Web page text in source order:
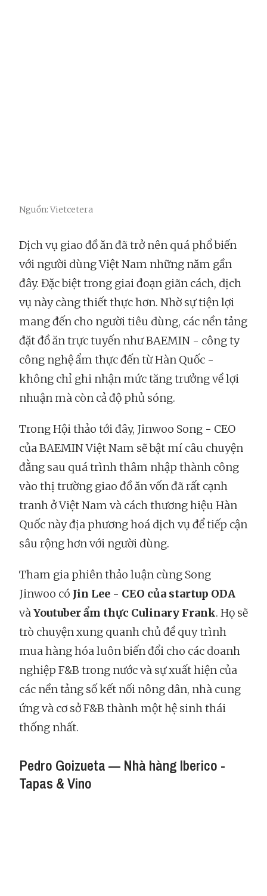
Nguồn: Vietcetera
Dịch vụ giao đồ ăn đã trở nên quá phổ biến
với người dùng Việt Nam những năm gần
đây. Đặc biệt trong giai đoạn giãn cách, dịch
vụ này càng thiết thực hơn. Nhờ sự tiện lợi
mang đến cho người tiêu dùng, các nền tảng
đặt đồ ăn trực tuyến như BAEMIN - công ty
công nghệ ẩm thực đến từ Hàn Quốc -
không chỉ ghi nhận mức tăng trưởng về lợi
nhuận mà còn cả độ phủ sóng.
Trong Hội thảo tới đây, Jinwoo Song - CEO
của BAEMIN Việt Nam sẽ bật mí câu chuyện
đằng sau quá trình thâm nhập thành công
vào thị trường giao đồ ăn vốn đã rất cạnh
tranh ở Việt Nam và cách thương hiệu Hàn
Quốc này địa phương hoá dịch vụ để tiếp cận
sâu rộng hơn với người dùng.
Tham gia phiên thảo luận cùng Song
Jinwoo có Jin Lee - CEO của startup ODA
và Youtuber ẩm thực Culinary Frank. Họ sẽ
trò chuyện xung quanh chủ đề quy trình
mua hàng hóa luôn biến đổi cho các doanh
nghiệp F&B trong nước và sự xuất hiện của
các nền tảng số kết nối nông dân, nhà cung
ứng và cơ sở F&B thành một hệ sinh thái
thống nhất.
Pedro Goizueta — Nhà hàng Iberico -
Tapas & Vino